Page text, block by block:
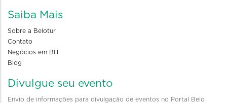
Saiba Mais
Sobre a Belotur
Contato
Negócios em BH
Blog
Divulgue seu evento
Envio de informações para divulgação de eventos no Portal Belo